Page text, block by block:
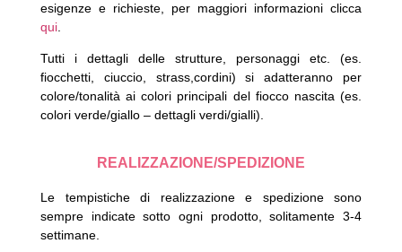
esigenze e richieste, per maggiori informazioni clicca
qui
Tutti i dettagli delle strutture, personaggi etc. (es.
fiocchetti, ciuccio, strass,cordini) si adatteranno per
colore/tonalità ai colori principali del fiocco nascita (es.
colori verde/giallo – dettagli verdi/gialli).
REALIZZAZIONE/SPEDIZIONE
Le tempistiche di realizzazione e spedizione sono
sempre indicate sotto ogni prodotto, solitamente 3-4
settimane.